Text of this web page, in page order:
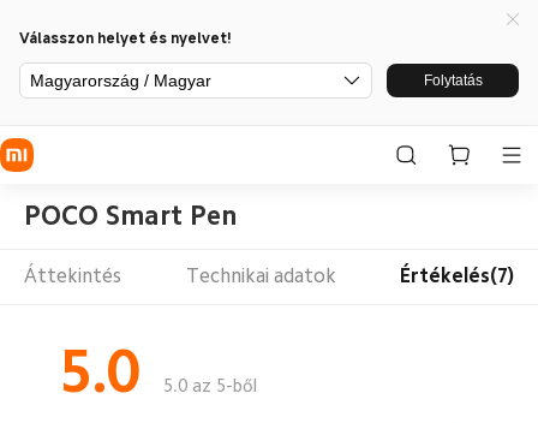
Válasszon helyet és nyelvet!
Magyarország / Magyar Folytatás
POCO Smart Pen
Áttekintés Technikai adatok Értékelés(7)
5.0 5.0 az 5-ből